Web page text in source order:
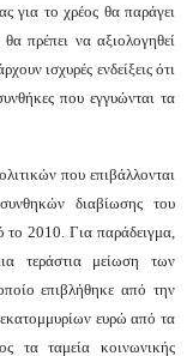
για το χρέος θα παράγει
πρέπει να αξιολογηθεί
ισχυρές ενδείξεις ότι
που εγγυώνται τα
που επιβάλλονται
διαβίωσης του
2010. Για παράδειγμα,
τεράστια μείωση των
επιβλήθηκε από την
ευρώ από τα
τα ταμεία κοινωνικής